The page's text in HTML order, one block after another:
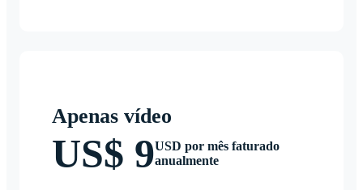
Apenas vídeo
US$ 9USD por mês faturado
anualmente